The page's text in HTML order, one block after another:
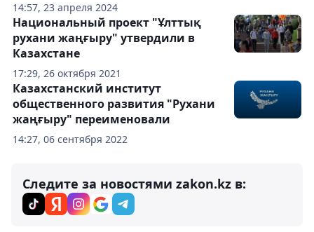
14:57, 23 апреля 2024
17:29, 26 октября 2021
Национальный проект "Ұлттық
рухани жаңғыру" утвердили в
Казахстане
14:27, 06 сентября 2022
Казахстанский институт
общественного развития "Рухани
жаңғыру" переименовали
Следите за новостями zakon.kz в: